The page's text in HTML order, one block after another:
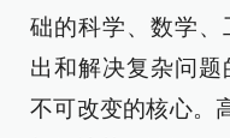
础的科学、数学、
出和解决复杂问
不可改变的核心。